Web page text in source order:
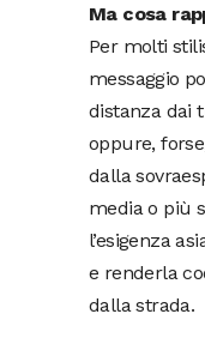
Ma cosa
Per molti
messaggio
distanza dai
oppure,
dalla
media o più
l’esigenza
e renderla
dalla strada.